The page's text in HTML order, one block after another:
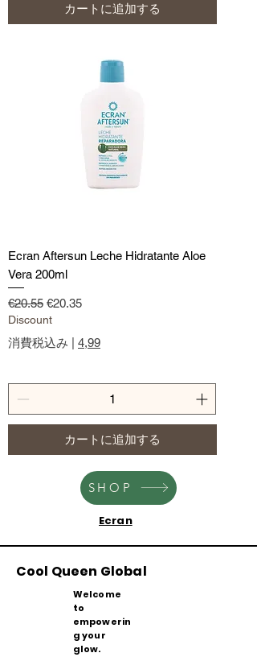
カートに追加する
Ecran Aftersun Leche Hidratante Aloe
Vera 200ml
通常価格
€20.55 セール価格
€20.35
Discount
消費税込み 4,99
カートに追加する
SHOP
Ecran
Cool Queen Global
Welcome
to
empowerin
g your
glow.